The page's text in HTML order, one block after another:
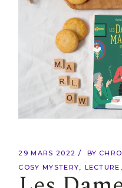
29 MARS 2022 BY
COSY MYSTERY
LECTURE